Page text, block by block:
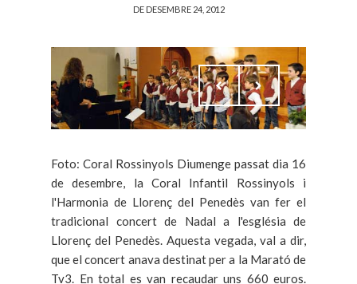
DE DESEMBRE 24, 2012
Foto: Coral Rossinyols Diumenge passat dia 16
de desembre, la Coral Infantil Rossinyols i
l'Harmonia de Llorenç del Penedès van fer el
tradicional concert de Nadal a l'església de
Llorenç del Penedès. Aquesta vegada, val a dir,
que el concert anava destinat per a la Marató de
Tv3. En total es van recaudar uns 660 euros.